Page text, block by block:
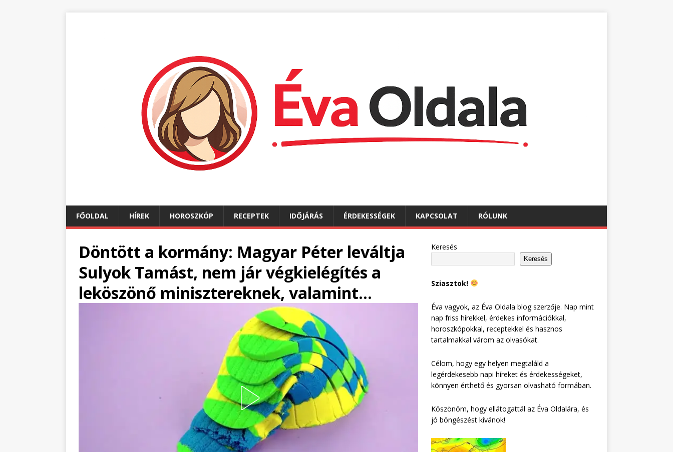
FŐOLDAL HÍREK HOROSZKÓP RECEPTEK IDŐJÁRÁS ÉRDEKESSÉGEK KAPCSOLAT RÓLUNK
Döntött a kormány: Magyar Péter leváltja
Sulyok Tamást, nem jár végkielégítés a
leköszönő minisztereknek, valamint…
Keresés
Keresés
Sziasztok!
Éva vagyok, az Éva Oldala blog szerzője. Nap mint
nap friss hírekkel, érdekes információkkal,
horoszkópokkal, receptekkel és hasznos
tartalmakkal várom az olvasókat.
Célom, hogy egy helyen megtaláld a
legérdekesebb napi híreket és érdekességeket,
könnyen érthető és gyorsan olvasható formában.
Köszönöm, hogy ellátogattál az Éva Oldalára, és
jó böngészést kívánok!